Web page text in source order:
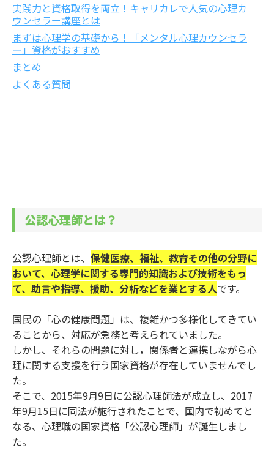
実践力と資格取得を両立！キャリカレで人気の心理カ
ウンセラー講座とは
まずは心理学の基礎から！「メンタル心理カウンセラ
ー」資格がおすすめ
まとめ
よくある質問
公認心理師とは？
公認心理師とは、 保健医療、福祉、教育その他の分野に
おいて、心理学に関する専門的知識および技術をもっ
て、助言や指導、援助、分析などを業とする人です。
国民の「心の健康問題」は、複雑かつ多様化してきてい
ることから、対応が急務と考えられていました。
しかし、それらの問題に対し，関係者と連携しながら心
理に関する支援を行う国家資格が存在していませんでし
た。
そこで、2015年9月9日に公認心理師法が成立し、2017
年9月15日に同法が施行されたことで、国内で初めてと
なる、心理職の国家資格「公認心理師」が誕生しまし
た。